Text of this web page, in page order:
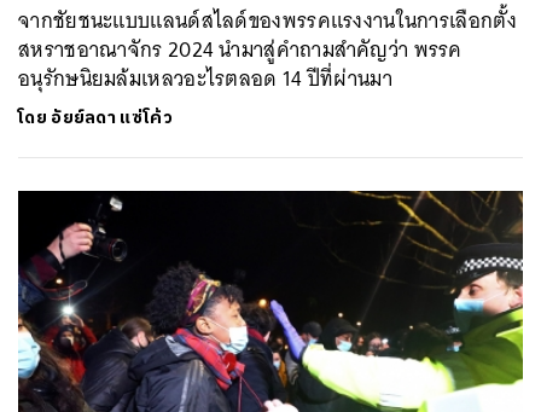
จากชัยชนะแบบแลนด์สไลด์ของพรรคแรงงานในการเลือกตั้ง
สหราชอาณาจักร 2024 นำมาสู่คำถามสำคัญว่า พรรค
อนุรักษนิยมล้มเหลวอะไรตลอด 14 ปีที่ผ่านมา
โดย อัยย์ลดา แซ่โค้ว